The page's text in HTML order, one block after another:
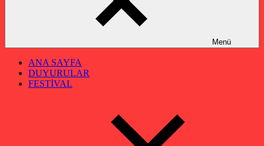
Menü
ANA SAYFA
DUYURULAR
FESTİVAL